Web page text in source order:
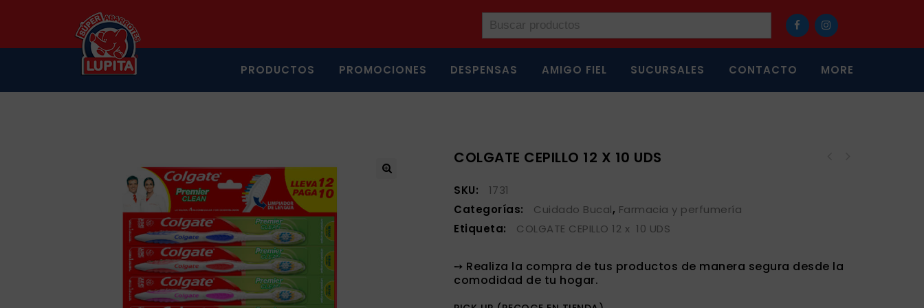
PRODUCTOS PROMOCIONES DESPENSAS AMIGO FIEL SUCURSALES CONTACTO MORE
COLGATE CEPILLO 12 X 10 UDS
SKU:
1731
Categorías:
Cuidado Bucal, Farmacia y perfumería
Etiqueta:
COLGATE CEPILLO 12 x 10 UDS
➙ Realiza la compra de tus productos de manera segura desde la
comodidad de tu hogar.